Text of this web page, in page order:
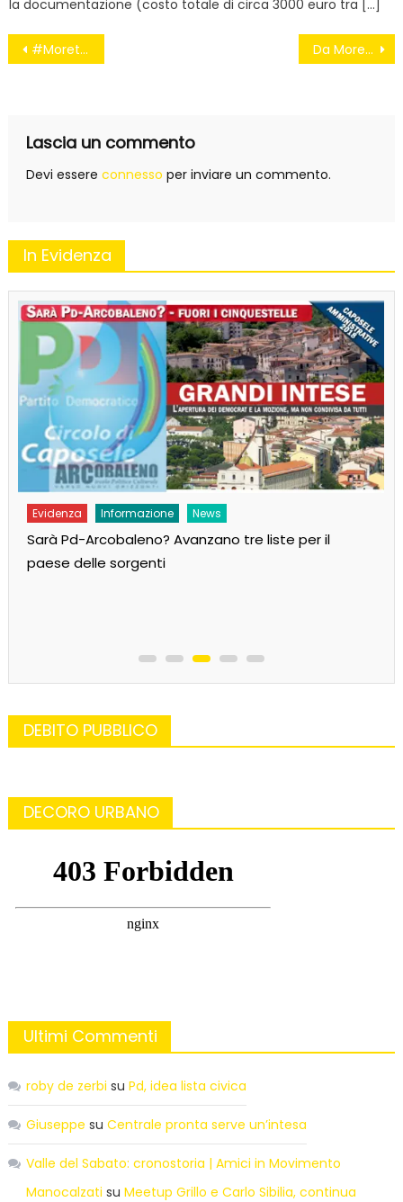
la documentazione (costo totale di circa 3000 euro tra […]
Navigazione
#MorettiSiTieneLaGrana, ridi pagliaccia Da Moretti a Bonafè, in tv c’è la droide renzina
Lascia un commento
Devi essere connesso per inviare un commento.
In Evidenza
Evidenza Informazione News
Sarà Pd-Arcobaleno? Avanzano tre liste per il
paese delle sorgenti
DEBITO PUBBLICO
DECORO URBANO
Ultimi Commenti
roby de zerbi su Pd, idea lista civica
Giuseppe su Centrale pronta serve un’intesa
Valle del Sabato: cronostoria | Amici in Movimento
Manocalzati su Meetup Grillo e Carlo Sibilia, continua